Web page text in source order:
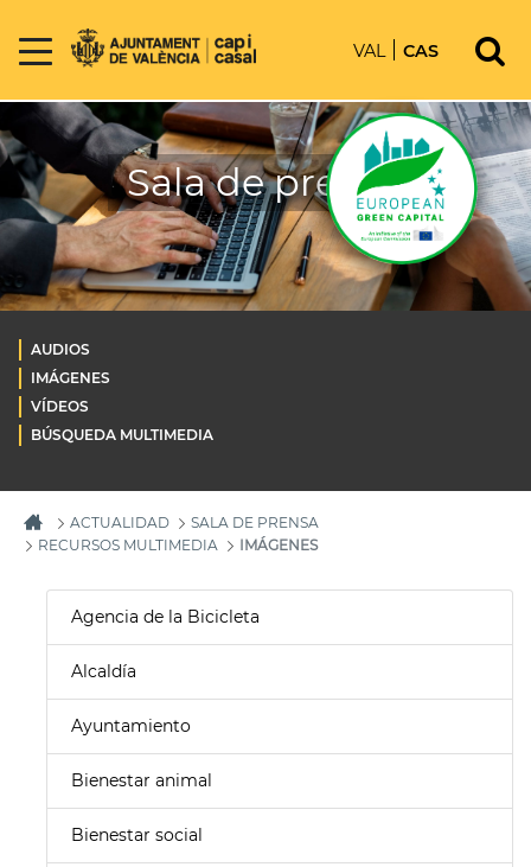
VAL CAS
Sala de prensa
AUDIOS
IMÁGENES
VÍDEOS
BÚSQUEDA MULTIMEDIA
ACTUALIDAD
SALA DE PRENSA
RECURSOS MULTIMEDIA
IMÁGENES
Agencia de la Bicicleta
Alcaldía
Ayuntamiento
Bienestar animal
Bienestar social